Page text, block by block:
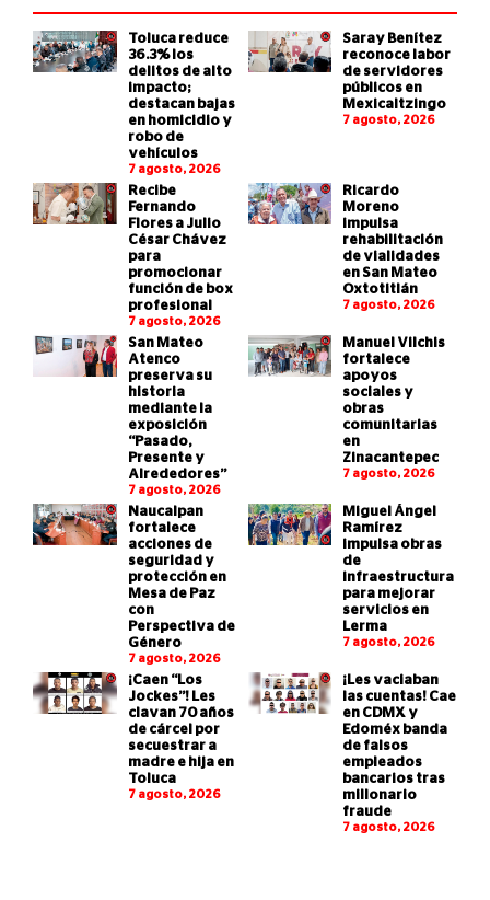
Toluca reduce
36.3% los
delitos de alto
impacto;
destacan bajas
en homicidio y
robo de
vehículos
7 agosto, 2026
Saray Benítez
reconoce labor
de servidores
públicos en
Mexicaltzingo
7 agosto, 2026
Recibe
Fernando
Flores a Julio
César Chávez
para
promocionar
función de box
profesional
7 agosto, 2026
Ricardo
Moreno
impulsa
rehabilitación
de vialidades
en San Mateo
Oxtotitlán
7 agosto, 2026
San Mateo
Atenco
preserva su
historia
mediante la
exposición
“Pasado,
Presente y
Alrededores”
7 agosto, 2026
Manuel Vilchis
fortalece
apoyos
sociales y
obras
comunitarias
en
Zinacantepec
7 agosto, 2026
Naucalpan
fortalece
acciones de
seguridad y
protección en
Mesa de Paz
con
Perspectiva de
Género
7 agosto, 2026
Miguel Ángel
Ramírez
impulsa obras
de
infraestructura
para mejorar
servicios en
Lerma
7 agosto, 2026
¡Caen “Los
Jockes”! Les
clavan 70 años
de cárcel por
secuestrar a
madre e hija en
Toluca
7 agosto, 2026
¡Les vaciaban
las cuentas! Cae
en CDMX y
Edoméx banda
de falsos
empleados
bancarios tras
millonario
fraude
7 agosto, 2026